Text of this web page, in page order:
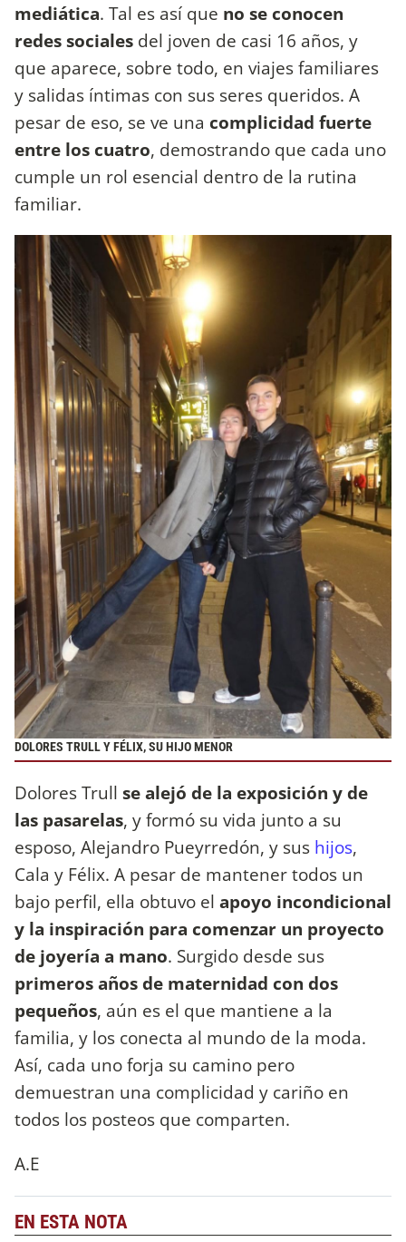
mediática. Tal es así que no se conocen
redes sociales del joven de casi 16 años, y
que aparece, sobre todo, en viajes familiares
y salidas íntimas con sus seres queridos. A
pesar de eso, se ve una complicidad fuerte
entre los cuatro, demostrando que cada uno
cumple un rol esencial dentro de la rutina
familiar.
DOLORES TRULL Y FÉLIX, SU HIJO MENOR
Dolores Trull se alejó de la exposición y de
las pasarelas, y formó su vida junto a su
esposo, Alejandro Pueyrredón, y sus hijos,
Cala y Félix. A pesar de mantener todos un
bajo perfil, ella obtuvo el apoyo incondicional
y la inspiración para comenzar un proyecto
de joyería a mano. Surgido desde sus
primeros años de maternidad con dos
pequeños, aún es el que mantiene a la
familia, y los conecta al mundo de la moda.
Así, cada uno forja su camino pero
demuestran una complicidad y cariño en
todos los posteos que comparten.
A.E
EN ESTA NOTA